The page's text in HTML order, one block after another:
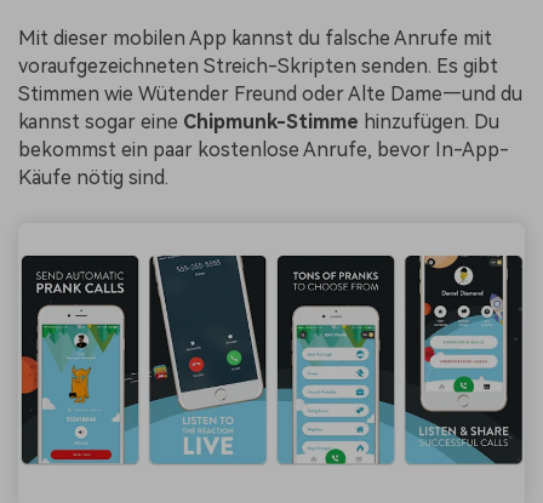
Mit dieser mobilen App kannst du falsche Anrufe mit
voraufgezeichneten Streich-Skripten senden. Es gibt
Stimmen wie Wütender Freund oder Alte Dame—und du
kannst sogar eine Chipmunk-Stimme hinzufügen. Du
bekommst ein paar kostenlose Anrufe, bevor In-App-
Käufe nötig sind.